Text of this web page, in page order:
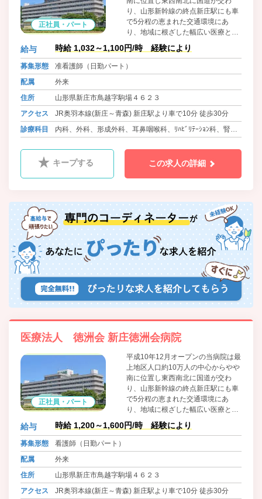
正社員・パート
り、山形新幹線の終点新庄駅にも車
で5分程の恵まれた交通環境にあ
り、地域に根ざした幅広い医療と福
祉を目指しています。四方を名峰、
霊峰に囲まれた新庄最上地方は、古
くは戸澤六万石の城下町として栄え
現在でも豊かな田園風景の広がる典
もるエリアですが、除雪がしっかり
しているので車の運転も不安がない
です。
給与 時給 1,032～1,100円/時 経験により
募集形態
准看護師（日勤パート）
配属
外来
住所
山形県新庄市鳥越字駒場４６２３
アクセス
JR奥羽本線(新庄～青森) 新庄駅より車で10分 徒歩30分
診療科目
内科、外科、形成外科、耳鼻咽喉科、ﾘﾊﾋﾞﾘﾃｰｼｮﾝ科、腎透
キープする この求人の詳細
医療法人 徳洲会 新庄徳洲会病院
正社員・パート
平成10年12月オープンの当病院は最
上地区人口約10万人の中心からやや
南に位置し東西南北に国道が交わ
り、山形新幹線の終点新庄駅にも車
で5分程の恵まれた交通環境にあ
り、地域に根ざした幅広い医療と福
祉を目指しています。四方を名峰、
霊峰に囲まれた新庄最上地方は、古
現在でも豊かな田園風景の広がる典
もるエリアですが、除雪がしっかり
しているので車の運転も不安がない
です。
給与 時給 1,200～1,600円/時 経験により
募集形態
看護師（日勤パート）
配属
外来
住所
山形県新庄市鳥越字駒場４６２３
アクセス
JR奥羽本線(新庄～青森) 新庄駅より車で10分 徒歩30分